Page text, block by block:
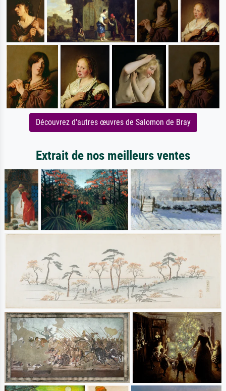
Découvrez d'autres œuvres de Salomon de Bray
Extrait de nos meilleurs ventes